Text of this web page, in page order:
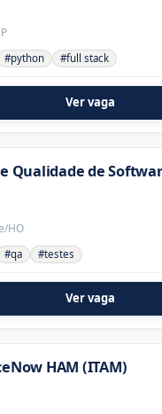
#python #full stack
Ver vaga
Qualidade de
HO
#qa #testes
Ver vaga
HAM (ITAM)